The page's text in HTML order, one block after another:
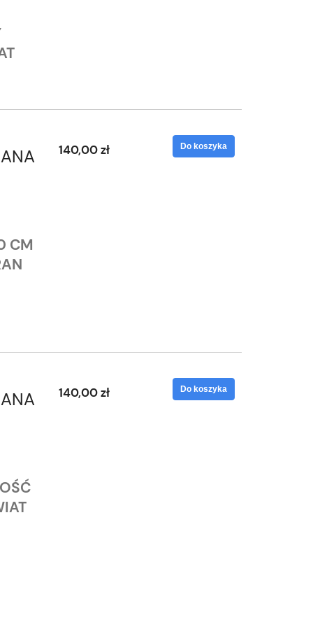
CM
140,00 zł Do koszyka
140,00 zł Do koszyka